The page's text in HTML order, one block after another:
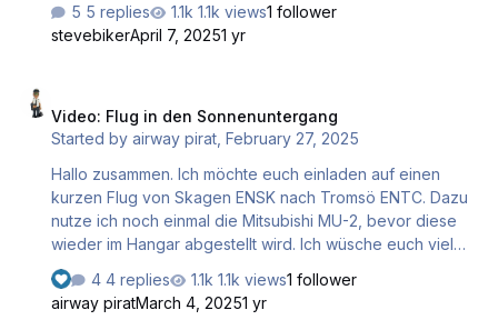
Kempten-Durach nach Kufstein. Ich wünsche euch einen
angenehmen Mitflug, und freue mich wie immer über
5 replies 1.1k views1 follower
stevebikerApril 7, 20251 yr
Video: Flug in den Sonnenuntergang
Started byairway pirat ,February 27, 2025
Hallo zusammen. Ich möchte euch einladen auf einen
kurzen Flug von Skagen ENSK nach Tromsö ENTC. Dazu
nutze ich noch einmal die Mitsubishi MU-2, bevor diese
wieder im Hangar abgestellt wird. Ich wüsche euch viel
4 replies 1.1k views1 follower
airway piratMarch 4, 20251 yr